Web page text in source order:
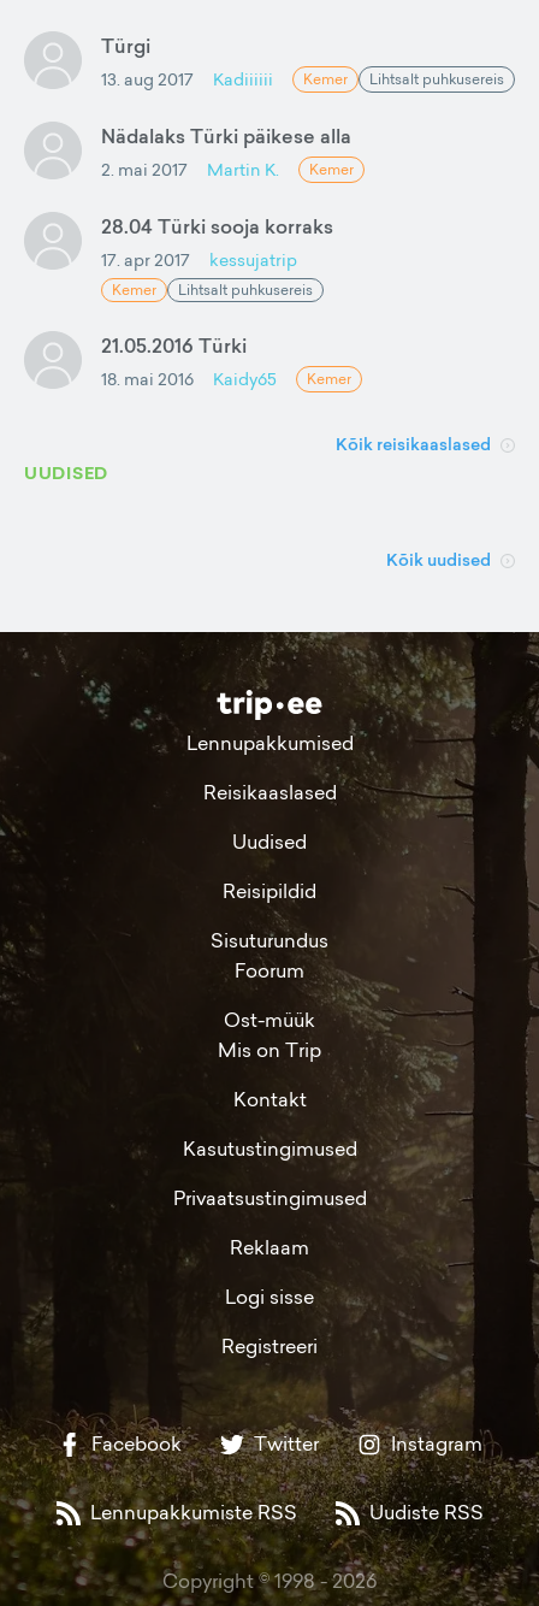
Türgi
13. aug 2017 Kadiiiiii Kemer Lihtsalt puhkusereis
Nädalaks Türki päikese alla
2. mai 2017 Martin K. Kemer
28.04 Türki sooja korraks
17. apr 2017 kessujatrip
Kemer Lihtsalt puhkusereis
21.05.2016 Türki
18. mai 2016 Kaidy65 Kemer
Kõik reisikaaslased
UUDISED
Kõik uudised
Lennupakkumised
Reisikaaslased
Uudised
Reisipildid
Sisuturundus
Foorum
Ost-müük
Mis on Trip
Kontakt
Kasutustingimused
Privaatsustingimused
Reklaam
Logi sisse
Registreeri
Facebook Twitter Instagram
Lennupakkumiste RSS Uudiste RSS
Copyright © 1998 -2026